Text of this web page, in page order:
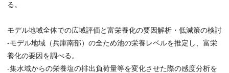
る。
モデル地域全体での広域評価と富栄養化の要因解析・低減策の検討
-モデル地域（兵庫南部）の全ため池の栄養レベルを推定し、富栄
養化の要因を調べる。
-集水域からの栄養塩の排出負荷量等を変化させた際の感度分析を